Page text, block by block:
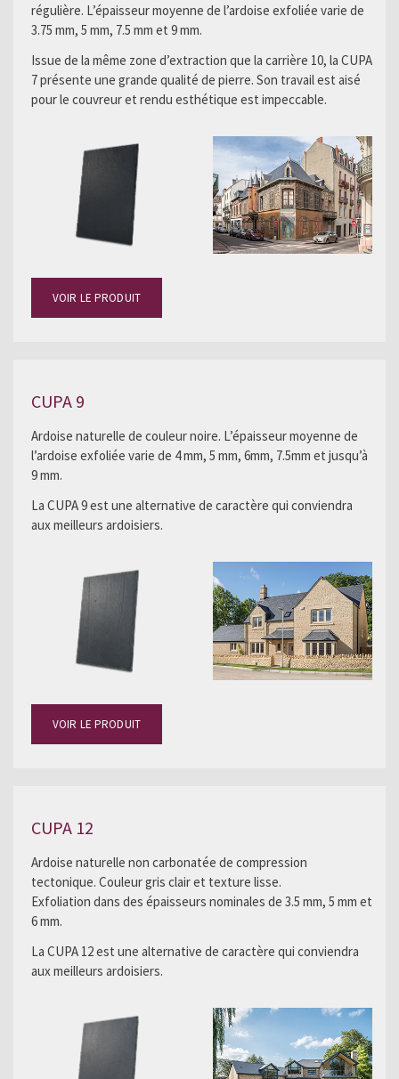
régulière. L’épaisseur moyenne de l’ardoise exfoliée varie de
3.75 mm, 5 mm, 7.5 mm et 9 mm.
Issue de la même zone d’extraction que la carrière 10, la CUPA
7 présente une grande qualité de pierre. Son travail est aisé
pour le couvreur et rendu esthétique est impeccable.
VOIR LE PRODUIT
CUPA 9
Ardoise naturelle de couleur noire. L’épaisseur moyenne de
l’ardoise exfoliée varie de 4 mm, 5 mm, 6mm, 7.5mm et jusqu’à
9 mm.
La CUPA 9 est une alternative de caractère qui conviendra
aux meilleurs ardoisiers.
VOIR LE PRODUIT
CUPA 12
Ardoise naturelle non carbonatée de compression
tectonique. Couleur gris clair et texture lisse.
Exfoliation dans des épaisseurs nominales de 3.5 mm, 5 mm et
6 mm.
La CUPA 12 est une alternative de caractère qui conviendra
aux meilleurs ardoisiers.